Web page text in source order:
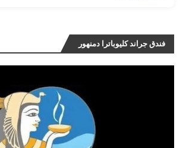
فندق جراند كليوباترا دمنهور